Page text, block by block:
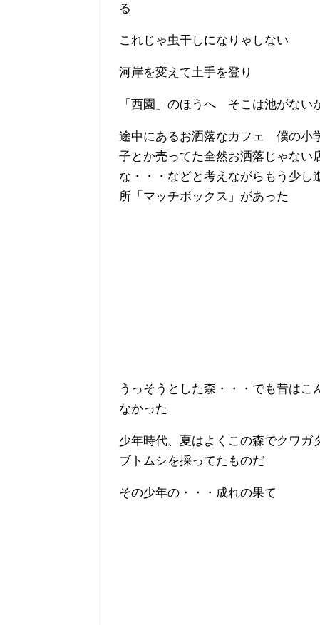
る
これじゃ虫干しになりゃしない
河岸を変えて土手を登り
「西園」のほうへ そこは池がない
途中にあるお洒落なカフェ 僕の小
子とか売ってた全然お洒落じゃな
な・・・などと考えながらもう少
所「マッチボックス」があった
うっそうとした森・・・でも昔は
なかった
少年時代、夏はよくこの森でクワガ
ブトムシを採ってたものだ
その少年の・・・成れの果て